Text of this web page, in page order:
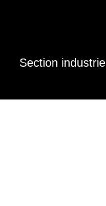
Section industrie